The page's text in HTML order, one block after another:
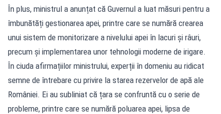
În plus, ministrul a anunțat că Guvernul a luat măsuri pentru a
îmbunătăți gestionarea apei, printre care se numără crearea
unui sistem de monitorizare a nivelului apei în lacuri și râuri,
precum și implementarea unor tehnologii moderne de irigare.
În ciuda afirmațiilor ministrului, experții în domeniu au ridicat
semne de întrebare cu privire la starea rezervelor de apă ale
României. Ei au subliniat că țara se confruntă cu o serie de
probleme, printre care se numără poluarea apei, lipsa de